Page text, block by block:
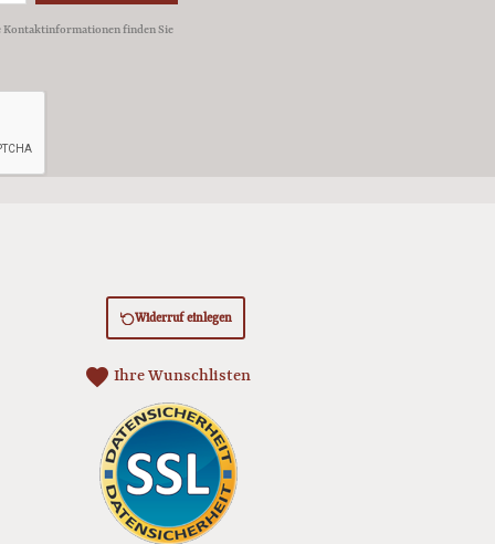
Kontaktinformationen finden Sie
Widerruf einlegen
favorite Ihre Wunschlisten